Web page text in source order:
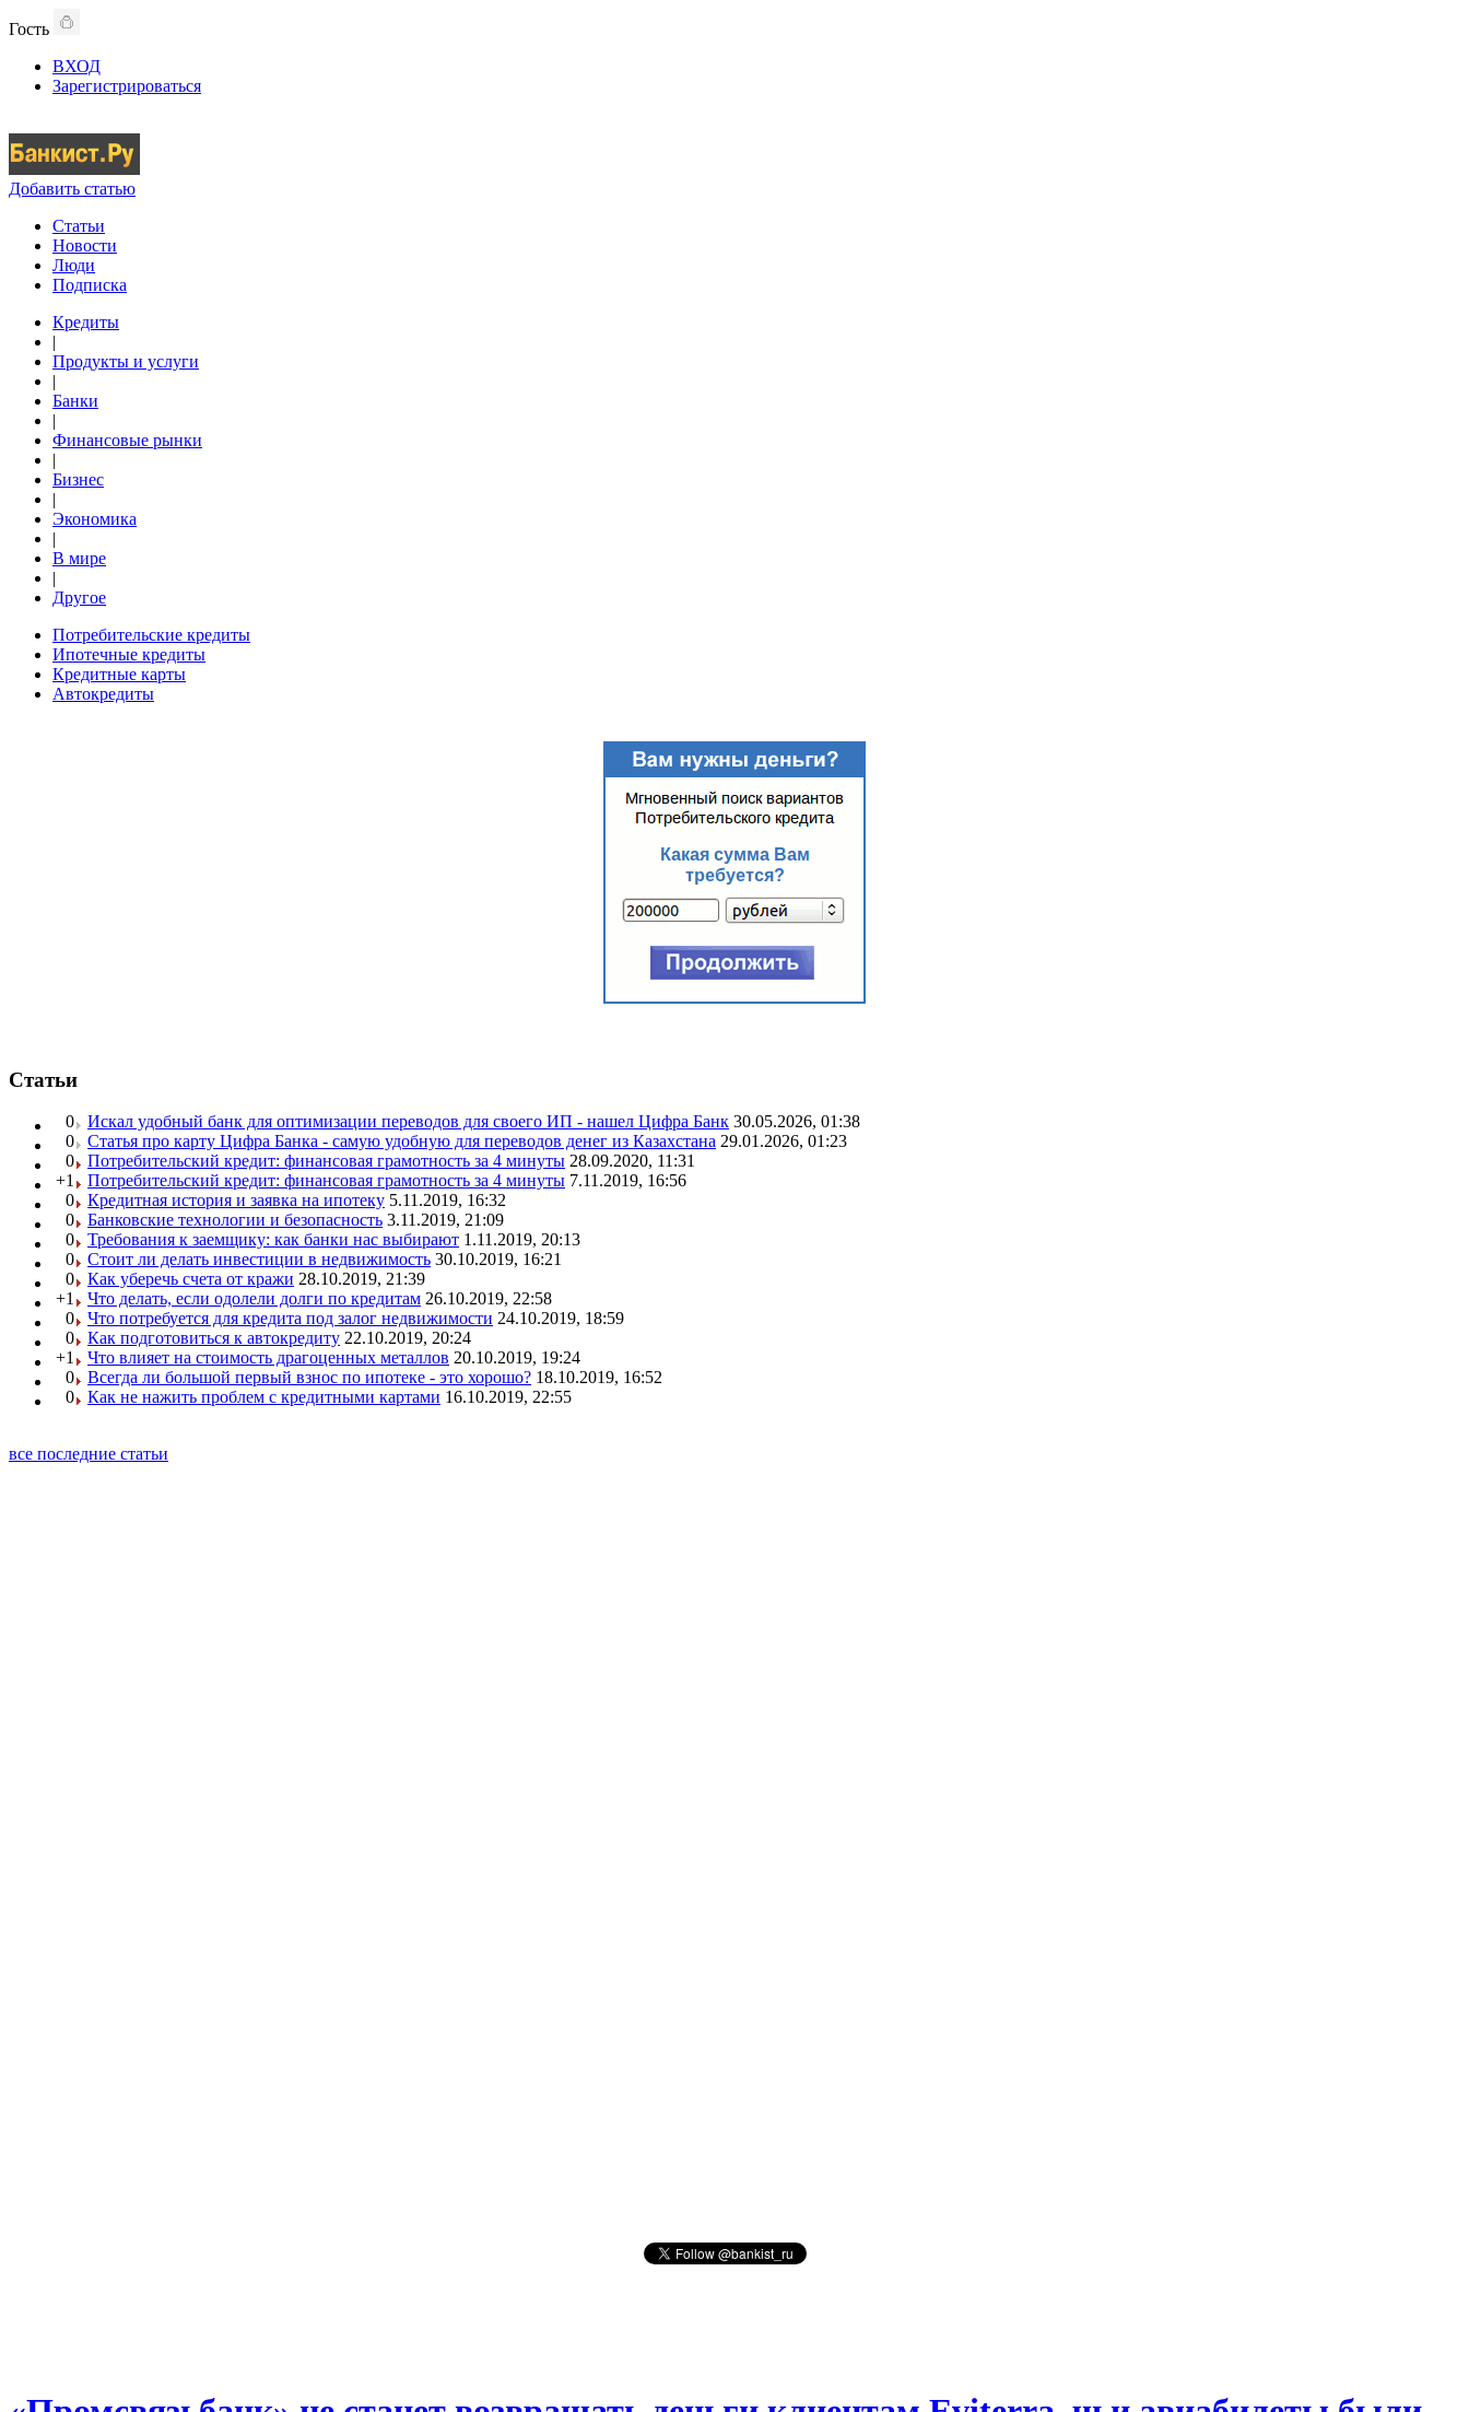
Гость
ВХОД
Зарегистрироваться
Добавить статью
Статьи
Новости
Люди
Подписка
Кредиты
|
Продукты и услуги
|
Банки
|
Финансовые рынки
|
Бизнес
|
Экономика
|
В мире
|
Другое
Потребительские кредиты
Ипотечные кредиты
Кредитные карты
Автокредиты
Статьи
0 Искал удобный банк для оптимизации переводов для своего ИП - нашел Цифра Банк 30.05.2026, 01:38
0
Статья про карту Цифра Банка - самую удобную для переводов денег из Казахстана 29.01.2026, 01:23
0
Потребительский кредит: финансовая грамотность за 4 минуты 28.09.2020, 11:31
+1
Потребительский кредит: финансовая грамотность за 4 минуты 7.11.2019, 16:56
0
Кредитная история и заявка на ипотеку 5.11.2019, 16:32
0
Банковские технологии и безопасность 3.11.2019, 21:09
0
Требования к заемщику: как банки нас выбирают 1.11.2019, 20:13
0
Стоит ли делать инвестиции в недвижимость 30.10.2019, 16:21
0
Как уберечь счета от кражи 28.10.2019, 21:39
+1
Что делать, если одолели долги по кредитам 26.10.2019, 22:58
0
Что потребуется для кредита под залог недвижимости 24.10.2019, 18:59
0
Как подготовиться к автокредиту 22.10.2019, 20:24
+1
Что влияет на стоимость драгоценных металлов 20.10.2019, 19:24
0
Всегда ли большой первый взнос по ипотеке - это хорошо? 18.10.2019, 16:52
0
Как не нажить проблем с кредитными картами 16.10.2019, 22:55
все последние статьи